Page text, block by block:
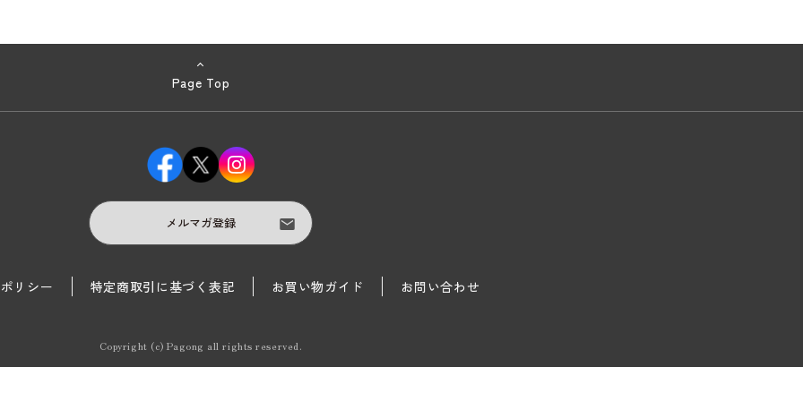
Page Top
メルマガ登録
リシー 特定商取引に基づく表記 お買い物ガイド お問い合わせ
Copyright (c) Pagong all rights reserved.